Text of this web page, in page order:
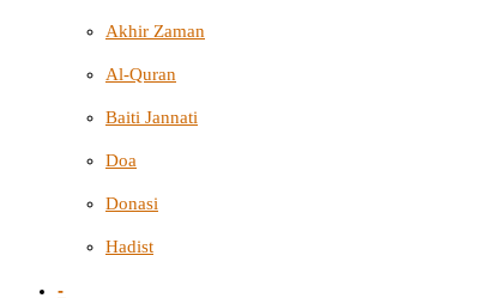
Akhir Zaman
Al-Quran
Baiti Jannati
Doa
Donasi
Hadist
-